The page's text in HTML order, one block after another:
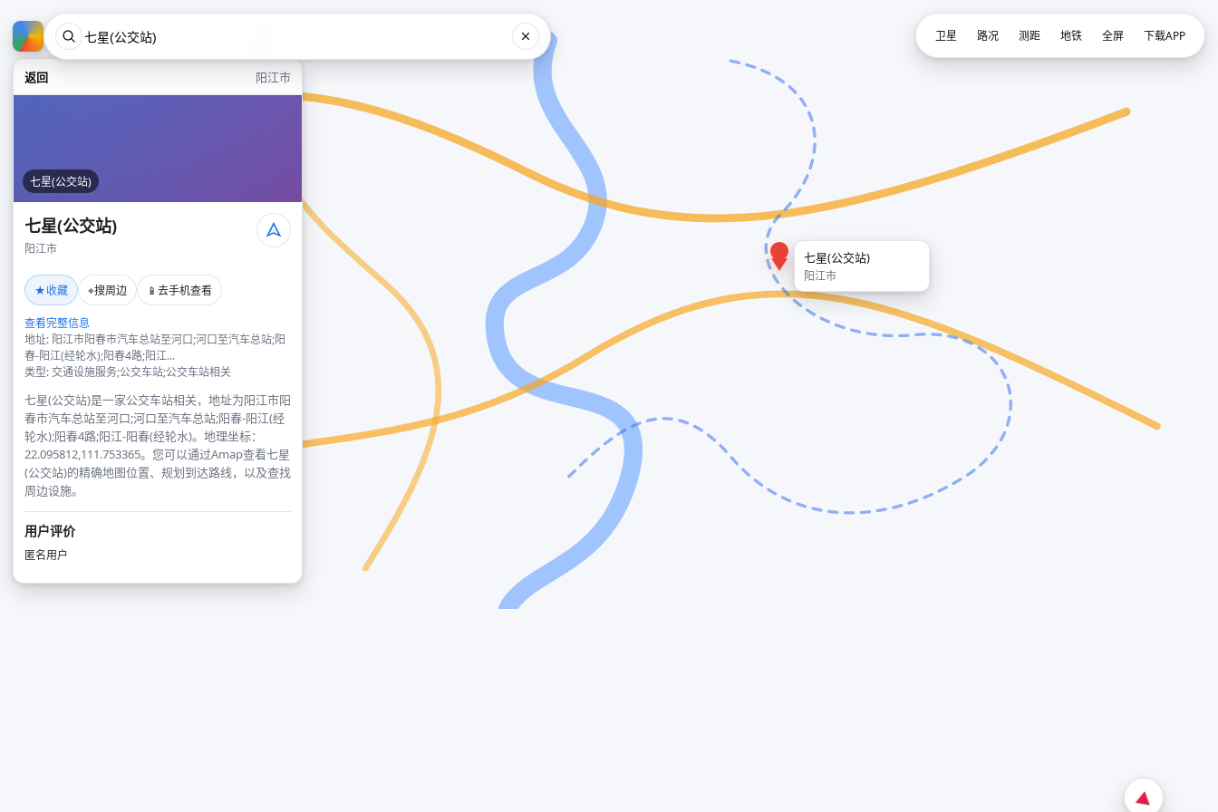
返回 阳江市
七星(公交站)
七星(公交站)
阳江市
★收藏 ⌖搜周边 📱 去手机查看
查看完整信息
地址: 阳江市阳春市汽车总站至河口;河口至汽车总站;阳
春-阳江(经轮水);阳春4路;阳江...
类型: 交通设施服务;公交车站;公交车站相关
七星(公交站)是一家公交车站相关，地址为阳江市阳
春市汽车总站至河口;河口至汽车总站;阳春-阳江(经
轮水);阳春4路;阳江-阳春(经轮水)。地理坐标：
22.095812,111.753365。您可以通过Amap查看七星
(公交站)的精确地图位置、规划到达路线，以及查找
周边设施。
用户评价
匿名用户
七星(公交站)
阳江市
卫星 路况 测距 地铁 全屏 下载APP